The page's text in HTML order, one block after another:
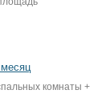
комнаты +